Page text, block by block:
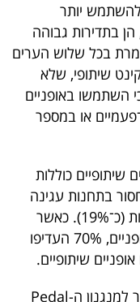
להשתמש יותר
הן בתדירות גבוהה
בכל שלוש הערים
בקורקינט שיתופי, שלא
השתמשו באופניים
או במספר
שיתופיים כוללות
לקורקינטים (45%), מחסור בתחנות עגינה
(28%) וחוסר מודעות לקיומו של השירות (כ־19%). כאשר
נשאלו לבחור בין קורקינט לשירות האופניים, 70% העדיפו
המחקר גם חשף פער במודעות הציבור למנגנון ה-Pedal